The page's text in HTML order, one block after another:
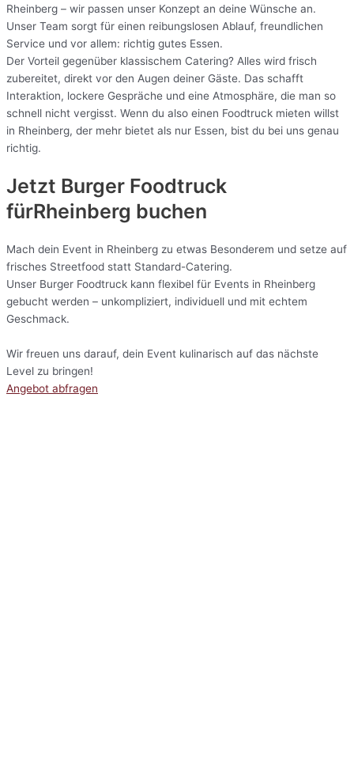
Rheinberg – wir passen unser Konzept an deine Wünsche an.
Unser Team sorgt für einen reibungslosen Ablauf, freundlichen
Service und vor allem: richtig gutes Essen.
Der Vorteil gegenüber klassischem Catering? Alles wird frisch
zubereitet, direkt vor den Augen deiner Gäste. Das schafft
Interaktion, lockere Gespräche und eine Atmosphäre, die man so
schnell nicht vergisst. Wenn du also einen Foodtruck mieten willst
in Rheinberg, der mehr bietet als nur Essen, bist du bei uns genau
richtig.
Jetzt Burger Foodtruck
fürRheinberg buchen
Mach dein Event in Rheinberg zu etwas Besonderem und setze auf
frisches Streetfood statt Standard-Catering.
Unser Burger Foodtruck kann flexibel für Events in Rheinberg
gebucht werden – unkompliziert, individuell und mit echtem
Geschmack.
Wir freuen uns darauf, dein Event kulinarisch auf das nächste
Level zu bringen!
Angebot abfragen